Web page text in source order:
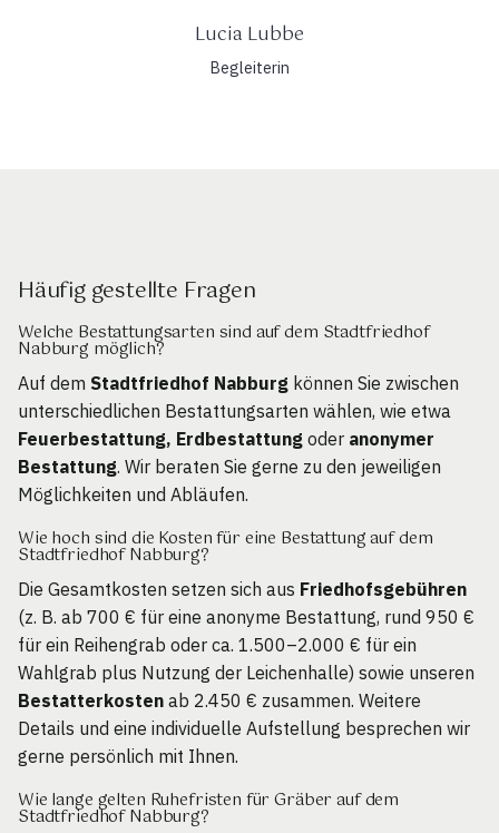
Lucia Lubbe
Begleiterin
Häufig gestellte Fragen
Welche Bestattungsarten sind auf dem Stadtfriedhof
Nabburg möglich?
Auf dem Stadtfriedhof Nabburg können Sie zwischen
unterschiedlichen Bestattungsarten wählen, wie etwa
Feuerbestattung, Erdbestattung oder anonymer
Bestattung. Wir beraten Sie gerne zu den jeweiligen
Möglichkeiten und Abläufen.
Wie hoch sind die Kosten für eine Bestattung auf dem
Stadtfriedhof Nabburg?
Die Gesamtkosten setzen sich aus Friedhofsgebühren
(z. B. ab 700 € für eine anonyme Bestattung, rund 950 €
für ein Reihengrab oder ca. 1.500–2.000 € für ein
Wahlgrab plus Nutzung der Leichenhalle) sowie unseren
Bestatterkosten ab 2.450 € zusammen. Weitere
Details und eine individuelle Aufstellung besprechen wir
gerne persönlich mit Ihnen.
Wie lange gelten Ruhefristen für Gräber auf dem
Stadtfriedhof Nabburg?